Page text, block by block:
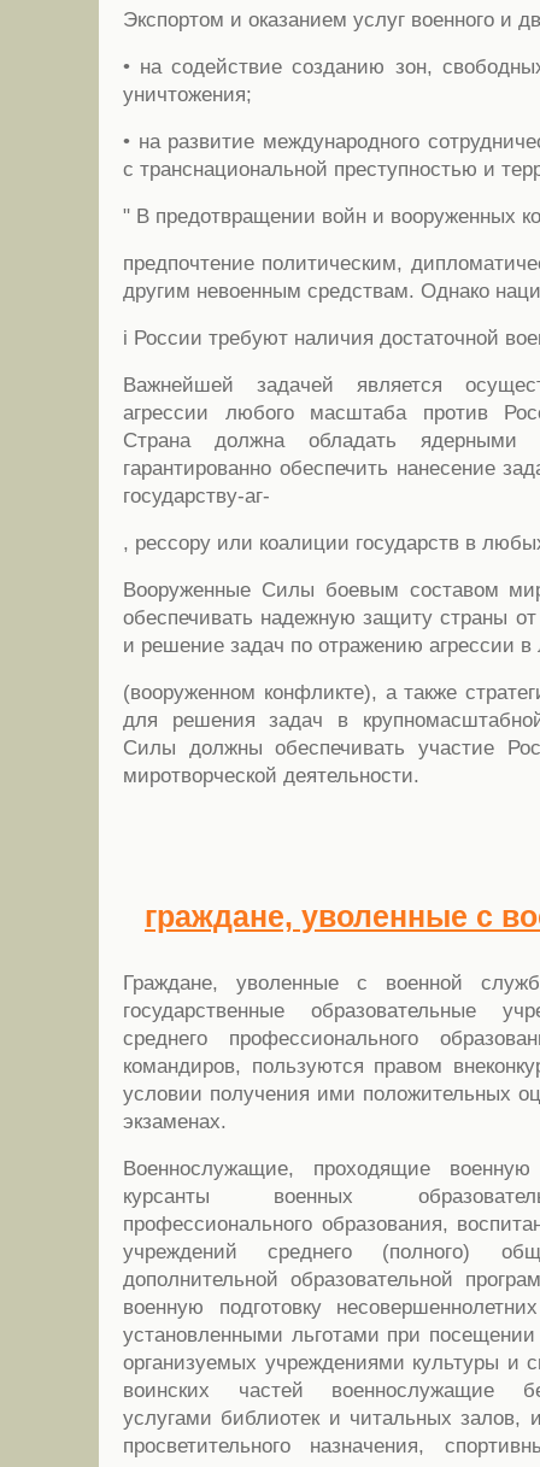
Экспортом и оказанием услуг военного и
• на содействие созданию зон,
уничтожения;
• на развитие международного
с транснациональной преступностью и
" В предотвращении войн и вооруженных
предпочтение политическим,
другим невоенным средствам. Однако
i России требуют наличия достаточной
Важнейшей задачей является
агрессии любого масштаба против
Страна должна обладать ядерными
гарантированно обеспечить нанесение
государству-аг-
, рессору или коалиции государств в
Вооруженные Силы боевым составом
обеспечивать надежную защиту страны
и решение задач по отражению агрессии в
(вооруженном конфликте), а также
для решения задач в
Силы должны обеспечивать участие
миротворческой деятельности.
граждане, уволенные с
Граждане, уволенные с военной
государственные образовательные
среднего профессионального
командиров, пользуются правом
условии получения ими положительных
экзаменах.
Военнослужащие, проходящие
курсанты военных
профессионального образования,
учреждений среднего (полного)
дополнительной образовательной
военную подготовку
установленными льготами при
организуемых учреждениями культуры и
воинских частей военнослужащие
услугами библиотек и читальных залов,
просветительного назначения,